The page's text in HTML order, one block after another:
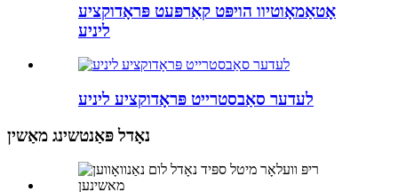
אָטאַמאָוטיוו הויפּט קאַרפּעט פּראָדוקציע
ליניע
לעדער סאַבסטרייט פּראָדוקציע ליניע
נאָדל פּאַנטשינג מאַשין